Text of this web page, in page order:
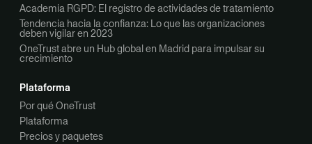
Academia RGPD: El registro de actividades de tratamiento
Tendencia hacia la confianza: Lo que las organizaciones
deben vigilar en 2023
OneTrust abre un Hub global en Madrid para impulsar su
crecimiento
Plataforma
Por qué OneTrust
Plataforma
Precios y paquetes